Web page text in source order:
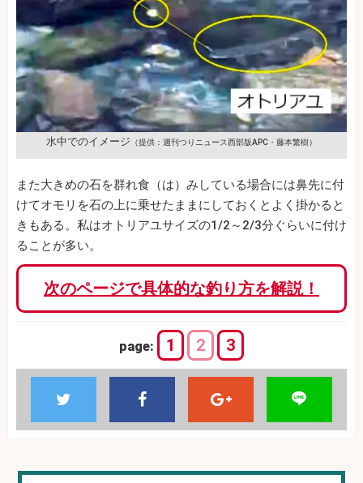
水中でのイメージ （提供：週刊つりニュース西部版APC・藤本繁樹）
また大きめの石を群れ食（は）みしている場合には鼻先に付
けてオモリを石の上に乗せたままにしておくとよく掛かると
きもある。私はオトリアユサイズの1/2～2/3分ぐらいに付け
ることが多い。
次のページで具体的な釣り方を解説！
page: 1 2 3